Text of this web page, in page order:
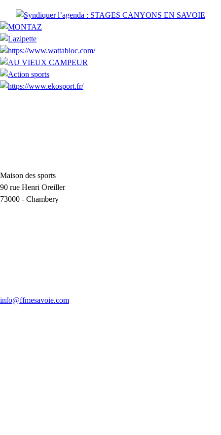
Maison des sports
90 rue Henri Oreiller
73000 - Chambery
info@ffmesavoie.com